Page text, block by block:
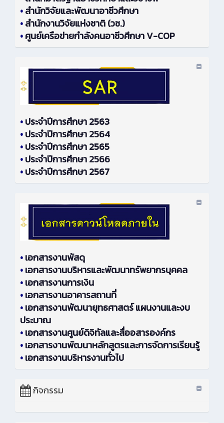
•สำนักวิจัยและพัฒนาอาชีวศึกษา
•สำนักงานวิจัยแห่งชาติ (วช.)
•ศูนย์เครือข่ายกำลังคนอาชีวศึกษา V-COP
•ประจำปีการศึกษา 2563
•ประจำปีการศึกษา 2564
•ประจำปีการศึกษา 2565
•ประจำปีการศึกษา 2566
•ประจำปีการศึกษา 2567
•เอกสารงานพัสดุ
•เอกสารงานบริหารและพัฒนาทรัพยากรบุคคล
•เอกสารงานการเงิน
•เอกสารงานอาคารสถานที่
•เอกสารงานพัฒนายุทธศาสตร์ แผนงานและงบ
ประมาณ
•เอกสารงานศูนย์ดิจิทัลและสื่ออสารองค์กร
•เอกสารงานพัฒนาหลักสูตรและการจัดการเรียนรู้
•เอกสารงานบริหารงานทั่วไป
กิจกรรม